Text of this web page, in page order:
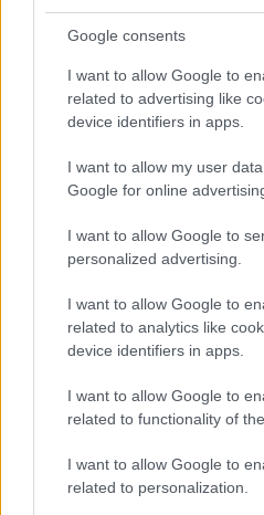
Google consents
I want to allow Google to
related to advertising like
device identifiers in apps.
I want to allow my user
Google for online
I want to allow Google to
personalized advertising.
I want to allow Google to
related to analytics like
device identifiers in apps.
I want to allow Google to
related to functionality of
I want to allow Google to
related to personalization.
είσαι μέλος του In2life
εκπτώσεις από τη
επιχείρηση
Λεωφ. Μαρίνου Αντύπα 84,